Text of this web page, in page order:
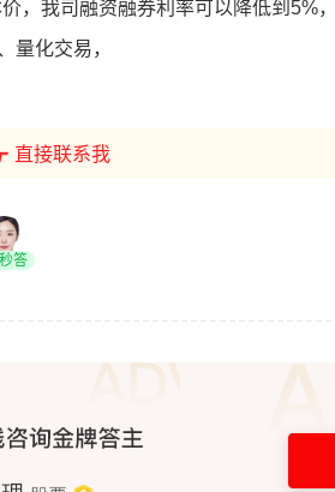
，我司融资融券利率可以降低到5%
量化交易，
直接联系我
秒答